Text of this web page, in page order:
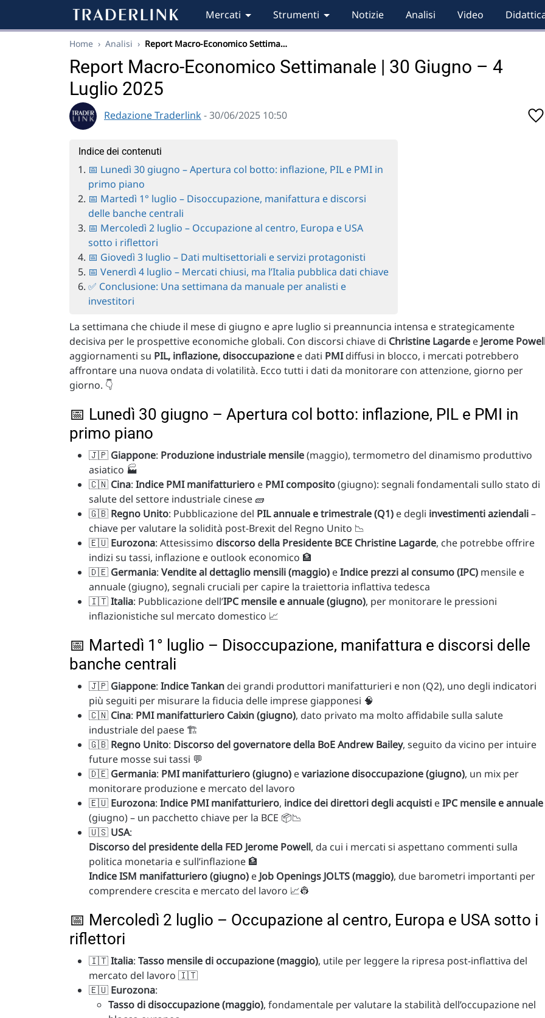
Mercati Strumenti Notizie Analisi Video
Home › Analisi › Report Macro-Economico Settima…
Report Macro-Economico Settimanale | 30 Giugno – 4
Luglio 2025
Redazione Traderlink - 30/06/2025 10:50
Indice dei contenuti
📅 Lunedì 30 giugno – Apertura col botto: inflazione, PIL e PMI in
primo piano
📅 Martedì 1° luglio – Disoccupazione, manifattura e discorsi
delle banche centrali
📅 Mercoledì 2 luglio – Occupazione al centro, Europa e USA
sotto i riflettori
📅 Giovedì 3 luglio – Dati multisettoriali e servizi protagonisti
📅 Venerdì 4 luglio – Mercati chiusi, ma l’Italia pubblica dati chiave
✅ Conclusione: Una settimana da manuale per analisti e
investitori
La settimana che chiude il mese di giugno e apre luglio si preannuncia intensa e strategicamente
decisiva per le prospettive economiche globali. Con discorsi chiave di Christine Lagarde e Jerome
aggiornamenti su PIL, inflazione, disoccupazione e dati PMIdiffusi in blocco, i mercati potrebbero
affrontare una nuova ondata di volatilità. Ecco tutti i dati da monitorare con attenzione, giorno per
giorno. 👇
📅 Lunedì 30 giugno – Apertura col botto: inflazione, PIL e PMI in
primo piano
🇯🇵 Giappone: Produzione industriale mensile(maggio), termometro del dinamismo produttivo
asiatico 🏭
🇨🇳 Cina: Indice PMI manifatturiero e PMI composito(giugno): segnali fondamentali sullo stato di
salute del settore industriale cinese 🧱
🇬🇧 Regno Unito: Pubblicazione del PIL annuale e trimestrale (Q1) e degli investimenti aziendali–
chiave per valutare la solidità post-Brexit del Regno Unito 📉
🇪🇺 Eurozona: Attesissimo discorso della Presidente BCE Christine Lagarde, che potrebbe offrire
indizi su tassi, inflazione e outlook economico 🏦
🇩🇪 Germania: Vendite al dettaglio mensili (maggio) eIndice prezzi al consumo (IPC) mensile e
annuale (giugno), segnali cruciali per capire la traiettoria inflattiva tedesca
🇮🇹Italia: Pubblicazione dell’IPC mensile e annuale (giugno), per monitorare le pressioni
inflazionistiche sul mercato domestico 📈
📅 Martedì 1° luglio – Disoccupazione, manifattura e discorsi delle
banche centrali
🇯🇵 Giappone: Indice Tankan dei grandi produttori manifatturieri e non (Q2), uno degli indicatori
più seguiti per misurare la fiducia delle imprese giapponesi 🧠
🇨🇳 Cina: PMI manifatturiero Caixin (giugno), dato privato ma molto affidabile sulla salute
industriale del paese 🏗️
🇬🇧 Regno Unito: Discorso del governatore della BoE Andrew Bailey, seguito da vicino per intuire
future mosse sui tassi 💬
🇩🇪 Germania: PMI manifatturiero (giugno) evariazione disoccupazione (giugno), un mix per
monitorare produzione e mercato del lavoro
🇪🇺 Eurozona: Indice PMI manifatturiero, indice dei direttori degli acquisti eIPC mensile e annuale
(giugno) – un pacchetto chiave per la BCE 📦📉
🇺🇸 USA:
Discorso del presidente della FED Jerome Powell, da cui i mercati si aspettano commenti sulla
politica monetaria e sull’inflazione 🏦
Indice ISM manifatturiero (giugno) e Job Openings JOLTS (maggio), due barometri importanti per
comprendere crescita e mercato del lavoro 📈👷
📅 Mercoledì 2 luglio – Occupazione al centro, Europa e USA sotto i
riflettori
🇮🇹Italia: Tasso mensile di occupazione (maggio), utile per leggere la ripresa post-inflattiva del
mercato del lavoro 🇮🇹
🇪🇺 Eurozona:
Tasso di disoccupazione (maggio), fondamentale per valutare la stabilità dell’occupazione nel